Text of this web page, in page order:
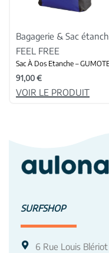
Bagagerie & Sac
FEEL FREE
Sac À Dos Etanche –
91,00€
VOIR LE PRODUIT
SURFSHOP
6 Rue Louis